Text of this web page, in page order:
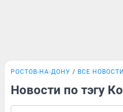
РОСТОВ-НА-ДОНУ ВСЕ НОВОСТИ
Новости по тэгу